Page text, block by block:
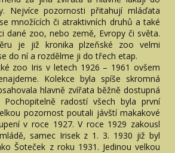
Nejvíce pozornosti přitahují mláďata
množících či atraktivních druhů a také
dané zoo, nebo země, Evropy či světa.
je již kronika plzeňské zoo velmi
do ní a rozdělme ji do třech etap.
zoo Iris v letech 1926 – 1961 ovšem
Kolekce byla spíše skromná
hlavně zvířata běžně dostupná
radostí všech byla první
pozornost poutali jávští makakové
v roce 1927. V roce 1929 zakousl
samec Irisek z 1. 3. 1930 již byl
Šoteček z roku 1931. Jedinou velkou